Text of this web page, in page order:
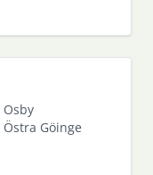
Osby
Östra Göinge